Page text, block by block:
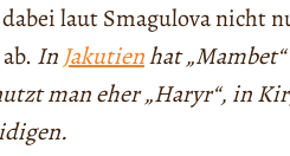
laut Smagulova nicht
InJakutienhat
man eher „Haryr“, in